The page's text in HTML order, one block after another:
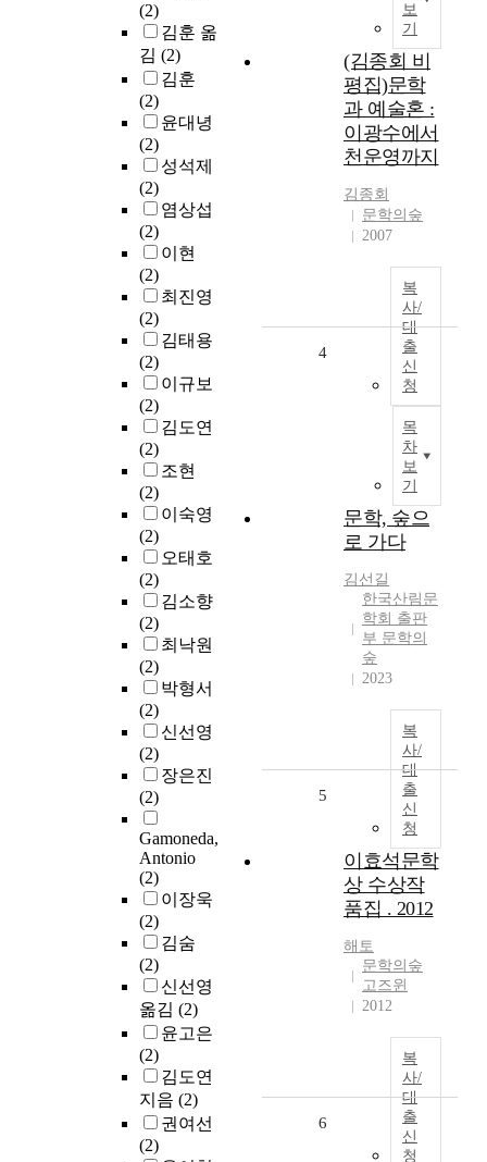
(2)
김훈 옮
김 (2)
김훈
(2)
윤대녕
(2)
성석제
(2)
염상섭
(2)
이현
(2)
최진영
(2)
김태용
(2)
이규보
(2)
김도연
(2)
조현
(2)
이숙영
(2)
오태호
(2)
김소향
(2)
최낙원
(2)
박형서
(2)
신선영
(2)
장은진
(2)
Gamoneda,
Antonio
(2)
이장욱
(2)
김숨
(2)
신선영
옮김 (2)
윤고은
(2)
김도연
지음 (2)
권여선
(2)
보
기
(김종회 비
평집)문학
과 예술혼 :
이광수에서
천운영까지
김종회
문학의숲
2007
복
사/
대
출
신
청
목
차
보
기
4
문학, 숲으
로 가다
김선길
한국산림문
학회 출판
부 문학의
숲
2023
복
사/
대
출
신
청
5
이효석문학
상 수상작
품집 . 2012
해토
문학의숲
고즈윈
2012
복
사/
대
출
신
청
6